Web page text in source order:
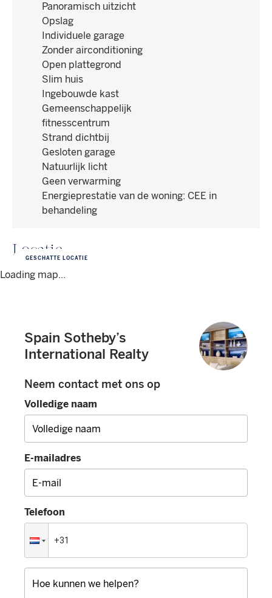
Panoramisch uitzicht
Opslag
Individuele garage
Zonder airconditioning
Open plattegrond
Slim huis
Ingebouwde kast
Gemeenschappelijk
fitnesscentrum
Strand dichtbij
Gesloten garage
Natuurlijk licht
Geen verwarming
Energieprestatie van de woning: CEE in
behandeling
Locatie
Loading map...
GESCHATTE LOCATIE
Spain Sotheby’s
International Realty
Neem contact met ons op
Volledige naam
E-mailadres
Telefoon